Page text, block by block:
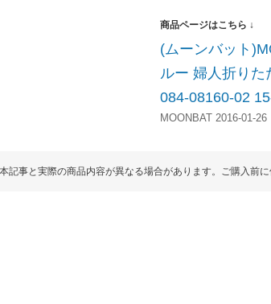
(ムーンバット
ルー 婦人折りた
084-08160-02
MOONBAT 2016-01-26
記事と実際の商品内容が異なる場合があります。ご購入前に